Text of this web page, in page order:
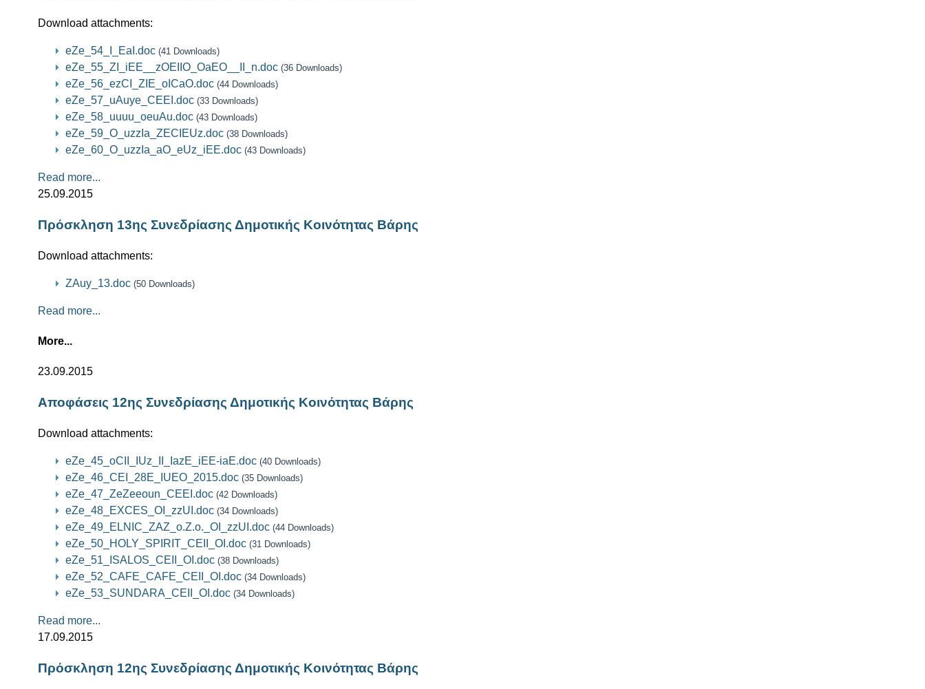
Download attachments:
eZe_54_I_EaI.doc(41 Downloads)
eZe_55_ZI_iEE__zOEIIO_OaEO__II_n.doc(36 Downloads)
eZe_56_ezCI_ZIE_oICaO.doc(44 Downloads)
eZe_57_uAuye_CEEI.doc(33 Downloads)
eZe_58_uuuu_oeuAu.doc(43 Downloads)
eZe_59_O_uzzIa_ZECIEUz.doc(38 Downloads)
eZe_60_O_uzzIa_aO_eUz_iEE.doc(43 Downloads)
Read more...
25.09.2015
Πρόσκληση 13ης Συνεδρίασης Δημοτικής Κοινότητας Βάρης
Download attachments:
ZAuy_13.doc(50 Downloads)
Read more...
More...
23.09.2015
Αποφάσεις 12ης Συνεδρίασης Δημοτικής Κοινότητας Βάρης
Download attachments:
eZe_45_oCII_IUz_II_IazE_iEE-iaE.doc(40 Downloads)
eZe_46_CEI_28E_IUEO_2015.doc(35 Downloads)
eZe_47_ZeZeeoun_CEEI.doc(42 Downloads)
eZe_48_EXCES_OI_zzUI.doc(34 Downloads)
eZe_49_ELNIC_ZAZ_o.Z.o._OI_zzUI.doc(44 Downloads)
eZe_50_HOLY_SPIRIT_CEII_OI.doc(31 Downloads)
eZe_51_ISALOS_CEII_OI.doc(38 Downloads)
eZe_52_CAFE_CAFE_CEII_OI.doc(34 Downloads)
eZe_53_SUNDARA_CEII_OI.doc(34 Downloads)
Read more...
17.09.2015
Πρόσκληση 12ης Συνεδρίασης Δημοτικής Κοινότητας Βάρης